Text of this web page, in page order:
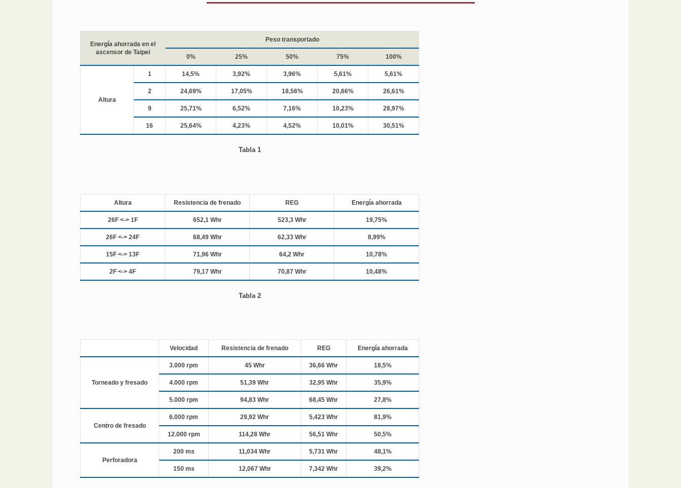
Energía ahorrada en el
ascensor de Taipei
Peso transportado
0% 25% 50% 75% 100%
Altura
1 14,5% 3,92% 3,96% 5,61% 5,61%
2 24,69% 17,05% 18,56% 20,66% 26,61%
9 25,71% 6,52% 7,16% 10,23% 28,97%
16 25,64% 4,23% 4,52% 10,01% 30,51%
Tabla 1
Altura Resistencia de frenado REG Energía ahorrada
26F <-> 1F 652,1 Whr 523,3 Whr 19,75%
26F <-> 24F 68,49 Whr 62,33 Whr 8,99%
15F <-> 13F 71,96 Whr 64,2 Whr 10,78%
2F <-> 4F 79,17 Whr 70,87 Whr 10,48%
Tabla 2
Velocidad Resistencia de frenado REG Energía ahorrada
Torneado y fresado
3.000 rpm 45 Whr 36,66 Whr 18,5%
4.000 rpm 51,39 Whr 32,95 Whr 35,9%
5.000 rpm 94,83 Whr 68,45 Whr 27,8%
Centro de fresado
6.000 rpm 29,92 Whr 5,423 Whr 81,9%
12.000 rpm 114,28 Whr 56,51 Whr 50,5%
Perforadora
200 ms 11,034 Whr 5,731 Whr 48,1%
150 ms 12,067 Whr 7,342 Whr 39,2%